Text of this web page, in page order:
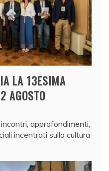
LA 13ESIMA
AGOSTO
approfondimenti,
incentrati sulla cultura